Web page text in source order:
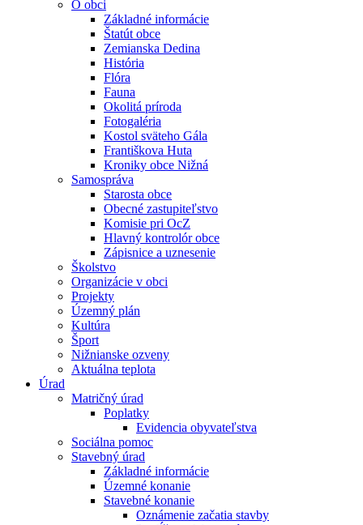
O obci
Základné informácie
Štatút obce
Zemianska Dedina
História
Flóra
Fauna
Okolitá príroda
Fotogaléria
Kostol sväteho Gála
Františkova Huta
Kroniky obce Nižná
Samospráva
Starosta obce
Obecné zastupiteľstvo
Komisie pri OcZ
Hlavný kontrolór obce
Zápisnice a uznesenie
Školstvo
Organizácie v obci
Projekty
Územný plán
Kultúra
Šport
Nižnianske ozveny
Aktuálna teplota
Úrad
Matričný úrad
Poplatky
Evidencia obyvateľstva
Sociálna pomoc
Stavebný úrad
Základné informácie
Územné konanie
Stavebné konanie
Oznámenie začatia stavby